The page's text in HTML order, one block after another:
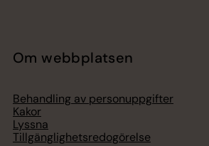
Om webbplatsen
Behandling av personuppgifter
Kakor
Lyssna
Tillgänglighetsredogörelse